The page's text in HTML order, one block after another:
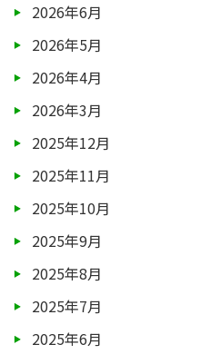
2026年6月
2026年5月
2026年4月
2026年3月
2025年12月
2025年11月
2025年10月
2025年9月
2025年8月
2025年7月
2025年6月